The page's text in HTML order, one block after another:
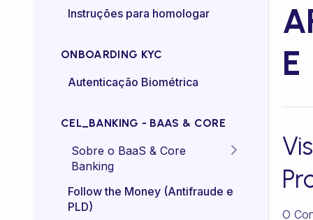
Instruções para homologar
ONBOARDING KYC
Autenticação Biométrica
CEL_BANKING - BAAS & CORE
Sobre o BaaS & Core
Banking
FAQs
Follow the Money (Antifraude e
PLD)
E
O